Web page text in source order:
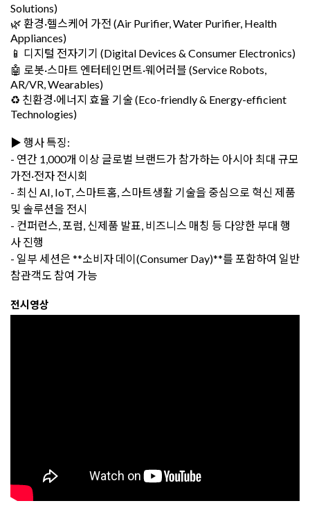
Solutions)
🌿 환경·헬스케어 가전 (Air Purifier, Water Purifier, Health
Appliances)
📱 디지털 전자기기 (Digital Devices & Consumer Electronics)
🤖 로봇·스마트 엔터테인먼트·웨어러블 (Service Robots,
AR/VR, Wearables)
♻️ 친환경·에너지 효율 기술 (Eco-friendly & Energy-efficient
Technologies)
▶️ 행사 특징:
- 연간 1,000개 이상 글로벌 브랜드가 참가하는 아시아 최대 규모
가전·전자 전시회
- 최신 AI, IoT, 스마트홈, 스마트생활 기술을 중심으로 혁신 제품
및 솔루션을 전시
- 컨퍼런스, 포럼, 신제품 발표, 비즈니스 매칭 등 다양한 부대 행
사 진행
- 일부 세션은 **소비자 데이(Consumer Day)**를 포함하여 일반
참관객도 참여 가능
전시영상